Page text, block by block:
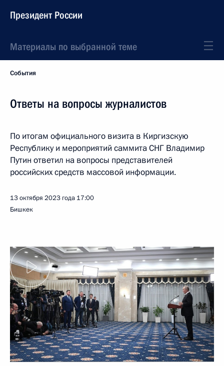
Президент России
Материалы по выбранной теме
События
Ответы на вопросы журналистов
По итогам официального визита в Киргизскую
Республику и мероприятий саммита СНГ Владимир
Путин ответил на вопросы представителей
российских средств массовой информации.
13 октября 2023 года 17:00
Бишкек